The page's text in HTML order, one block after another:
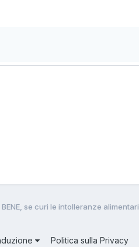
BENE, se curi le intolleranze alimentari
Politica sulla Privacy